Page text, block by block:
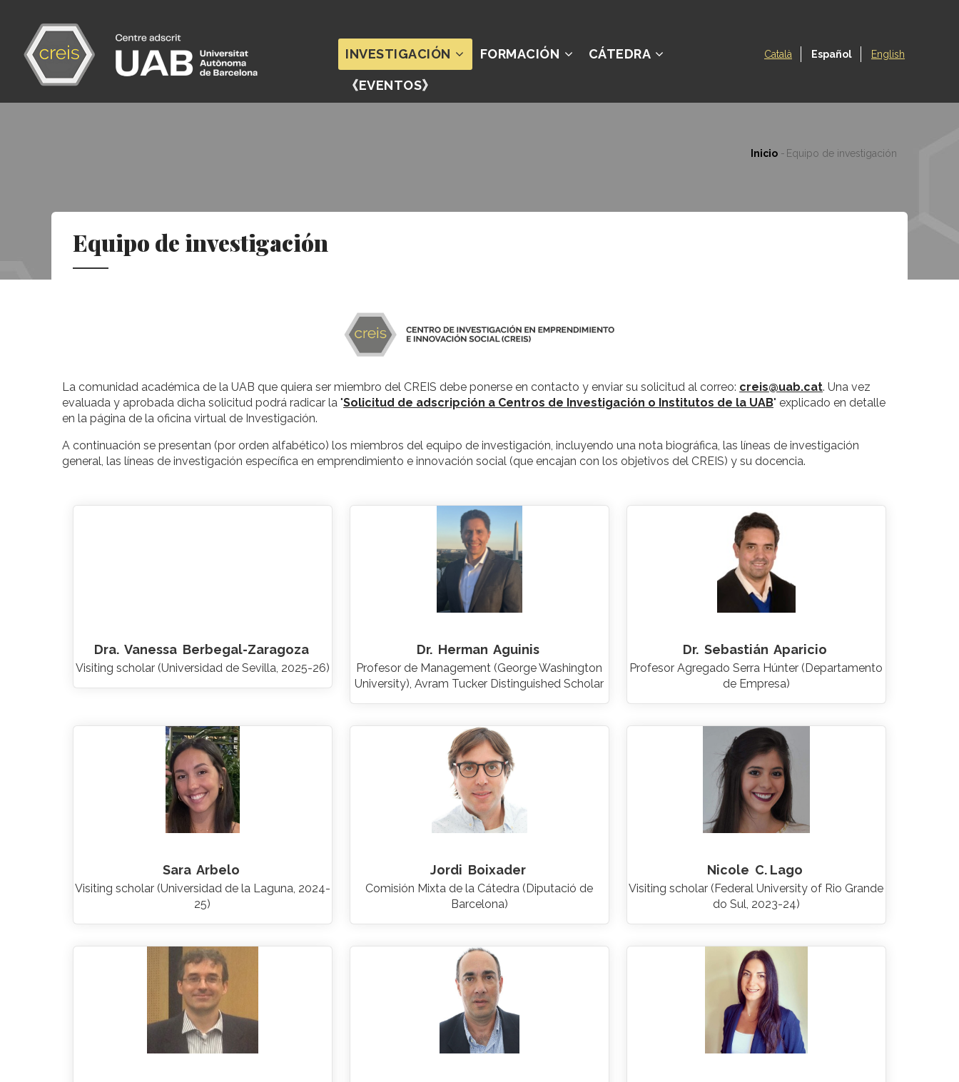
contenido
principal
INVESTIGACIÓN FORMACIÓN CÁTEDRA
《EVENTOS》
Català Español English
Ruta
navegación
Inicio - Equipo de investigación
Equipo de investigación
La comunidad académica de la UAB que quiera ser miembro del CREIS debe ponerse en contacto y enviar su solicitud al correo: creis@uab.cat. Una vez
evaluada y aprobada dicha solicitud podrá radicar la "Solicitud de adscripción a Centros de Investigación o Institutos de la UAB" explicado en detalle
en la página de la oficina virtual de Investigación.
A continuación se presentan (por orden alfabético) los miembros del equipo de investigación, incluyendo una nota biográfica, las líneas de investigación
general, las líneas de investigación específica en emprendimiento e innovación social (que encajan con los objetivos del CREIS) y su docencia.
Dra. Vanessa Berbegal-Zaragoza
Visiting scholar (Universidad de Sevilla, 2025-26)
Dr. Herman Aguinis
Profesor de Management (George Washington
University), Avram Tucker Distinguished Scholar
Dr. Sebastián Aparicio
Profesor Agregado Serra Húnter (Departamento
de Empresa)
Sara Arbelo
Visiting scholar (Universidad de la Laguna, 2024-
25)
Jordi Boixader
Comisión Mixta de la Cátedra (Diputació de
Barcelona)
Nicole C. Lago
Visiting scholar (Federal University of Rio Grande
do Sul, 2023-24)